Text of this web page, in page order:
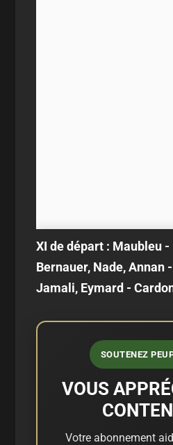
XI de départ : Maubleu
Bernauer, Nade, Annan
Jamali, Eymard -
SOUTENEZ
VOUS
Votre abonnement